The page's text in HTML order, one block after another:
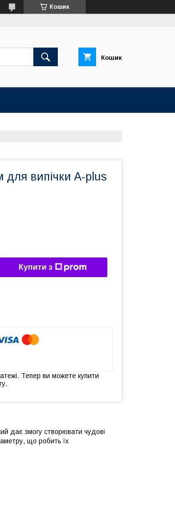
Кошик
Кошик
для випічки A-plus
Купити з
Тепер ви можете купити
дає змогу створювати чудові
що робить їх